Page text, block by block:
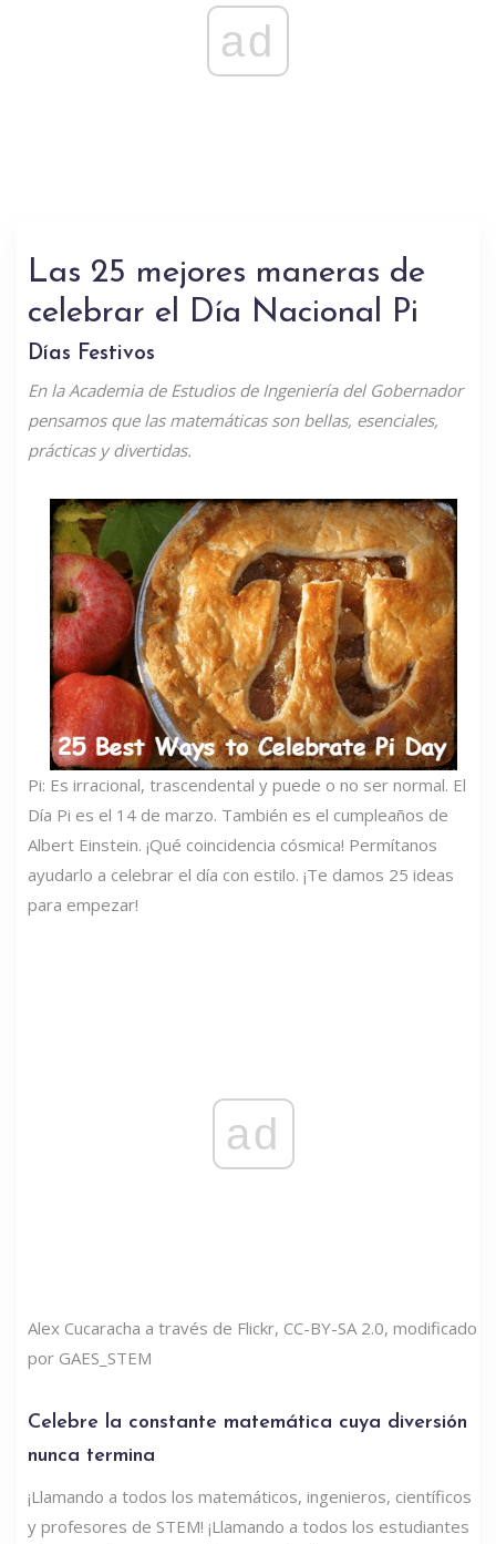
ad
Las 25 mejores maneras de
celebrar el Día Nacional Pi
Días Festivos
En la Academia de Estudios de Ingeniería del Gobernador
pensamos que las matemáticas son bellas, esenciales,
prácticas y divertidas.
Pi: Es irracional, trascendental y puede o no ser normal. El
Día Pi es el 14 de marzo. También es el cumpleaños de
Albert Einstein. ¡Qué coincidencia cósmica! Permítanos
ayudarlo a celebrar el día con estilo. ¡Te damos 25 ideas
para empezar!
ad
Alex Cucaracha a través de Flickr, CC-BY-SA 2.0, modificado
por GAES_STEM
Celebre la constante matemática cuya diversión
nunca termina
¡Llamando a todos los matemáticos, ingenieros, científicos
y profesores de STEM! ¡Llamando a todos los estudiantes